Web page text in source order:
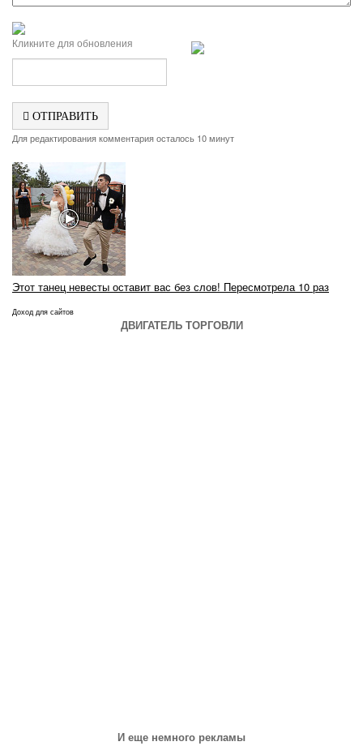
Кликните для обновления
ОТПРАВИТЬ
Для редактирования комментария осталось 10 минут
Этот танец невесты оставит вас без слов! Пересмотрела 10 раз
Доход для сайтов
ДВИГАТЕЛЬ ТОРГОВЛИ
И еще немного рекламы